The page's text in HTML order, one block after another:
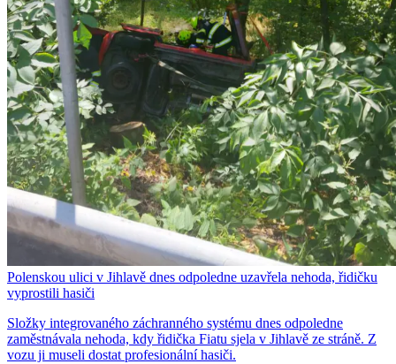
Polenskou ulici v Jihlavě dnes odpoledne uzavřela nehoda, řidičku
vyprostili hasiči
Složky integrovaného záchranného systému dnes odpoledne
zaměstnávala nehoda, kdy řidička Fiatu sjela v Jihlavě ze stráně. Z
vozu ji museli dostat profesionální hasiči.